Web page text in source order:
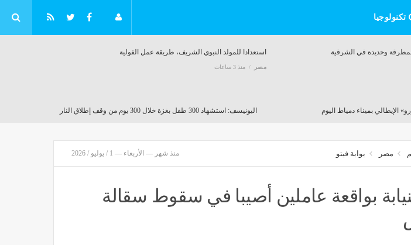
تكنولوجيا
وحديدة في الشرقية استعدادا للمولد النبوي الشريف، طريقة عمل الفولية
مصر منذ 3 ساعات
اليونيسف: استشهاد 300 طفل بغزة خلال 300 يوم من وقف إطلاق النار
بعد تصريح "حبسته في أوضة"
مصر بوابة فيتو منذ شهر — الأربعاء — 1 / يوليو / 2026
بواقعة عاملين أصيبا في سقوط سقالة